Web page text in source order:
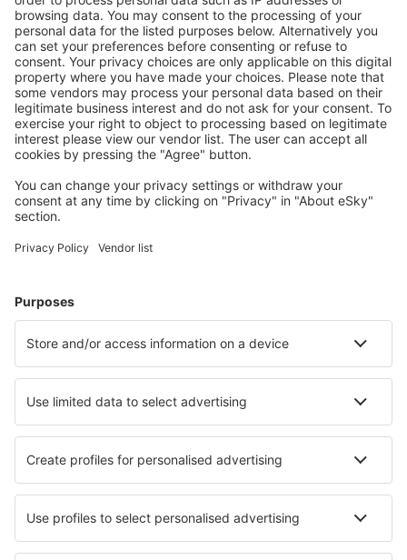
Economiseşte mai mult
Prețuri atractive și oferte speciale pentru utilizatorii
conectați.
Cazarea preferată
Alege din peste 1,3 mil. de opţiuni: hoteluri, cabane,
Cele mai căutate hoteluri de către utilizatorii eSky
Hoteluri în Atena
Hoteluri în Salonic Hoteluri în Rethimnon
Hoteluri în Gouvia Hoteluri în Skala (Kefalonia)
Hoteluri în Myrina Hoteluri în Néa Iráklia
Cele mai bune hoteluri - orașe
Hoteluri Macclesfield Hoteluri în Ayutthaya